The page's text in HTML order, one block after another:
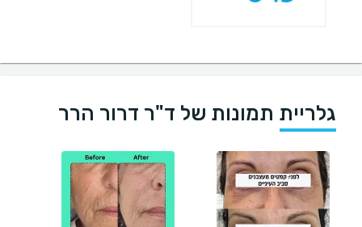
גלריית תמונות של ד"ר דרור הרר